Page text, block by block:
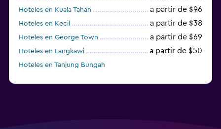
Hoteles en Kuala Tahan a partir de $96
Hoteles en Kecil a partir de $38
Hoteles en George Town a partir de $69
Hoteles en Langkawi a partir de $50
Hoteles en Tanjung Bungah